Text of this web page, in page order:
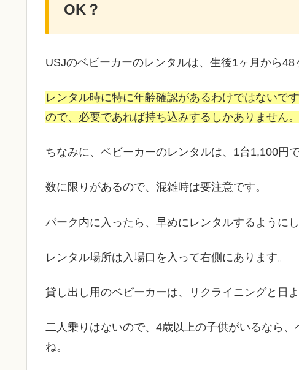
OK？
USJのベビーカーのレンタルは、生後1ヶ月から48
レンタル時に特に年齢確認があるわけではないで
ので、必要であれば持ち込みするしかありません。
ちなみに、ベビーカーのレンタルは、1台1,100円
数に限りがあるので、混雑時は要注意です。
パーク内に入ったら、早めにレンタルするようにし
レンタル場所は入場口を入って右側にあります。
貸し出し用のベビーカーは、リクライニングと日
二人乗りはないので、4歳以上の子供がいるなら
ね。